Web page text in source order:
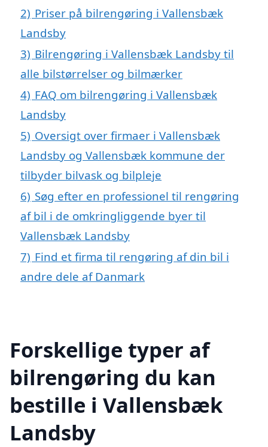
2) Priser på bilrengøring i Vallensbæk
Landsby
3) Bilrengøring i Vallensbæk Landsby til
alle bilstørrelser og bilmærker
4) FAQ om bilrengøring i Vallensbæk
Landsby
5) Oversigt over firmaer i Vallensbæk
Landsby og Vallensbæk kommune der
tilbyder bilvask og bilpleje
6) Søg efter en professionel til rengøring
af bil i de omkringliggende byer til
Vallensbæk Landsby
7) Find et firma til rengøring af din bil i
andre dele af Danmark
Forskellige typer af
bilrengøring du kan
bestille i Vallensbæk
Landsby